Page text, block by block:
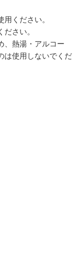
ください。
さい。
、熱湯・アルコー
は使用しないでくだ